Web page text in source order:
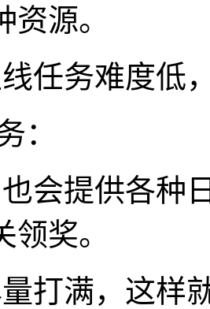
源。
任务难度低
：
会提供各种
奖。
打满，这样